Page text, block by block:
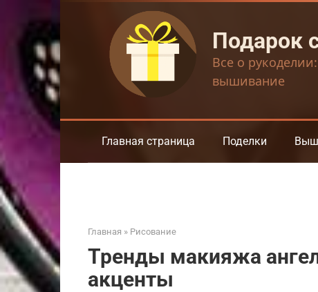
контенту
Подарок
Все о
вышивание
Главная страница Поделки
Главная » Рисование
Тренды макияжа
акценты